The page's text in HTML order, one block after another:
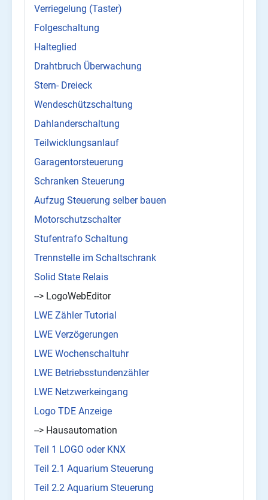
Verriegelung (Taster)
Folgeschaltung
Halteglied
Drahtbruch Überwachung
Stern- Dreieck
Wendeschützschaltung
Dahlanderschaltung
Teilwicklungsanlauf
Garagentorsteuerung
Schranken Steuerung
Aufzug Steuerung selber bauen
Motorschutzschalter
Stufentrafo Schaltung
Trennstelle im Schaltschrank
Solid State Relais
--> LogoWebEditor
LWE Zähler Tutorial
LWE Verzögerungen
LWE Wochenschaltuhr
LWE Betriebsstundenzähler
LWE Netzwerkeingang
Logo TDE Anzeige
--> Hausautomation
Teil 1 LOGO oder KNX
Teil 2.1 Aquarium Steuerung
Teil 2.2 Aquarium Steuerung